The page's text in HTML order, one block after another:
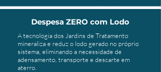
Despesa ZERO com Lodo
A tecnologia dos Jardins de Tratamento
mineraliza e reduz o lodo gerado no próprio
sistema, eliminando a necessidade de
adensamento, transporte e descarte em
aterro.